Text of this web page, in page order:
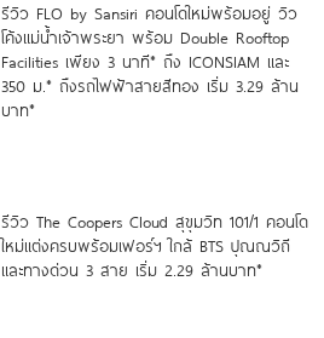
รีวิว FLO by Sansiri คอนโดใหม่พร้อมอยู่ วิว
โค้งแม่น้ำเจ้าพระยา พร้อม Double Rooftop
Facilities เพียง 3 นาที* ถึง ICONSIAM และ
350 ม.* ถึงรถไฟฟ้าสายสีทอง เริ่ม 3.29 ล้าน
บาท*
รีวิว The Coopers Cloud สุขุมวิท 101/1 คอนโด
ใหม่แต่งครบพร้อมเฟอร์ฯ ใกล้ BTS ปุณณวิถี
และทางด่วน 3 สาย เริ่ม 2.29 ล้านบาท*